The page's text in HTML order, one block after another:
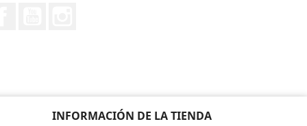
INFORMACIÓN DE LA TIENDA